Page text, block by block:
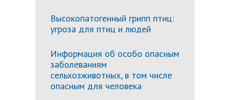
Высокопатогенный грипп птиц:
угроза для птиц и людей
Информация об особо опасным
заболеваниям
сельхозживотных, в том числе
опасным для человека